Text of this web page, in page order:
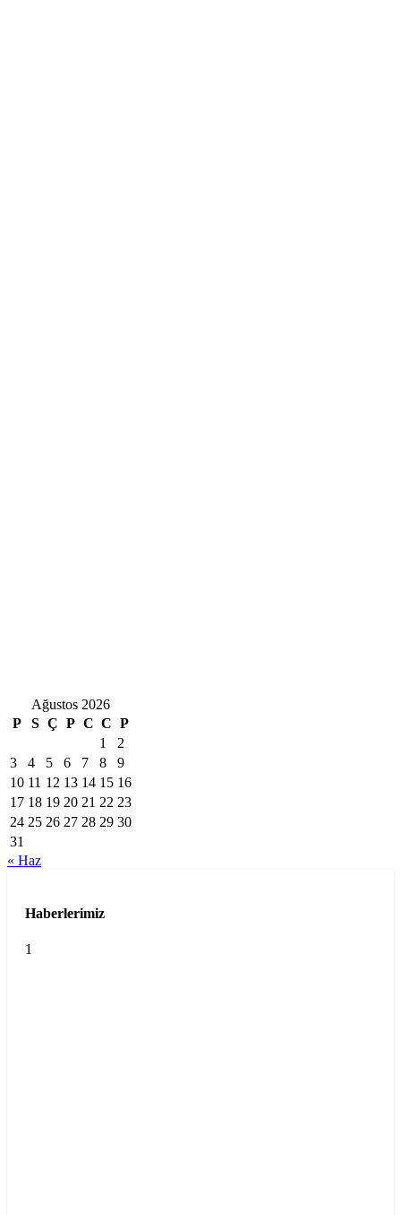
Ağustos 2026
P
S Ç P C C P
1
2
3
4 5 6 7 8
9
10 11 12 13 14 15 16
17 18 19 20 21 22 23
24 25 26 27 28 29 30
31
« Haz
Haberlerimiz
1